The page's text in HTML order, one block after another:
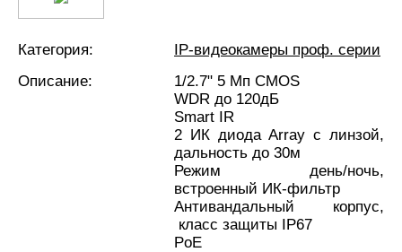
Категория:
IP-видеокамеры проф. серии
Описание:
1/2.7" 5 Мп CMOS
WDR до 120дБ
Smart IR
2 ИК диода Array с линзой,
дальность до 30м
Режим день/ночь,
встроенный ИК-фильтр
Антивандальный корпус,
класс защиты IР67
PoE